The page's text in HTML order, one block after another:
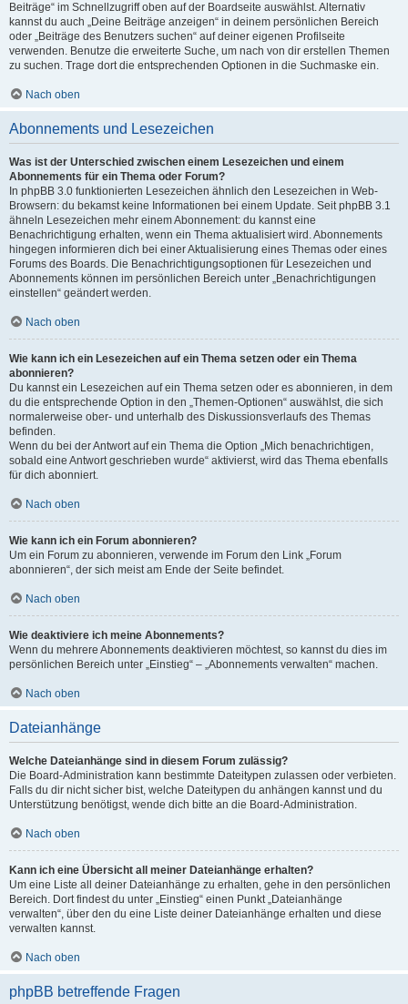
Beiträge“ im Schnellzugriff oben auf der Boardseite auswählst. Alternativ
kannst du auch „Deine Beiträge anzeigen“ in deinem persönlichen Bereich
oder „Beiträge des Benutzers suchen“ auf deiner eigenen Profilseite
verwenden. Benutze die erweiterte Suche, um nach von dir erstellen Themen
zu suchen. Trage dort die entsprechenden Optionen in die Suchmaske ein.
Nach oben
Abonnements und Lesezeichen
Was ist der Unterschied zwischen einem Lesezeichen und einem
Abonnements für ein Thema oder Forum?
In phpBB 3.0 funktionierten Lesezeichen ähnlich den Lesezeichen in Web-
Browsern: du bekamst keine Informationen bei einem Update. Seit phpBB 3.1
ähneln Lesezeichen mehr einem Abonnement: du kannst eine
Benachrichtigung erhalten, wenn ein Thema aktualisiert wird. Abonnements
hingegen informieren dich bei einer Aktualisierung eines Themas oder eines
Forums des Boards. Die Benachrichtigungsoptionen für Lesezeichen und
Abonnements können im persönlichen Bereich unter „Benachrichtigungen
einstellen“ geändert werden.
Nach oben
Wie kann ich ein Lesezeichen auf ein Thema setzen oder ein Thema
abonnieren?
Du kannst ein Lesezeichen auf ein Thema setzen oder es abonnieren, in dem
du die entsprechende Option in den „Themen-Optionen“ auswählst, die sich
normalerweise ober- und unterhalb des Diskussionsverlaufs des Themas
befinden.
Wenn du bei der Antwort auf ein Thema die Option „Mich benachrichtigen,
sobald eine Antwort geschrieben wurde“ aktivierst, wird das Thema ebenfalls
für dich abonniert.
Nach oben
Wie kann ich ein Forum abonnieren?
Um ein Forum zu abonnieren, verwende im Forum den Link „Forum
abonnieren“, der sich meist am Ende der Seite befindet.
Nach oben
Wie deaktiviere ich meine Abonnements?
Wenn du mehrere Abonnements deaktivieren möchtest, so kannst du dies im
persönlichen Bereich unter „Einstieg“ – „Abonnements verwalten“ machen.
Nach oben
Dateianhänge
Welche Dateianhänge sind in diesem Forum zulässig?
Die Board-Administration kann bestimmte Dateitypen zulassen oder verbieten.
Falls du dir nicht sicher bist, welche Dateitypen du anhängen kannst und du
Unterstützung benötigst, wende dich bitte an die Board-Administration.
Nach oben
Kann ich eine Übersicht all meiner Dateianhänge erhalten?
Um eine Liste all deiner Dateianhänge zu erhalten, gehe in den persönlichen
Bereich. Dort findest du unter „Einstieg“ einen Punkt „Dateianhänge
verwalten“, über den du eine Liste deiner Dateianhänge erhalten und diese
verwalten kannst.
Nach oben
phpBB betreffende Fragen